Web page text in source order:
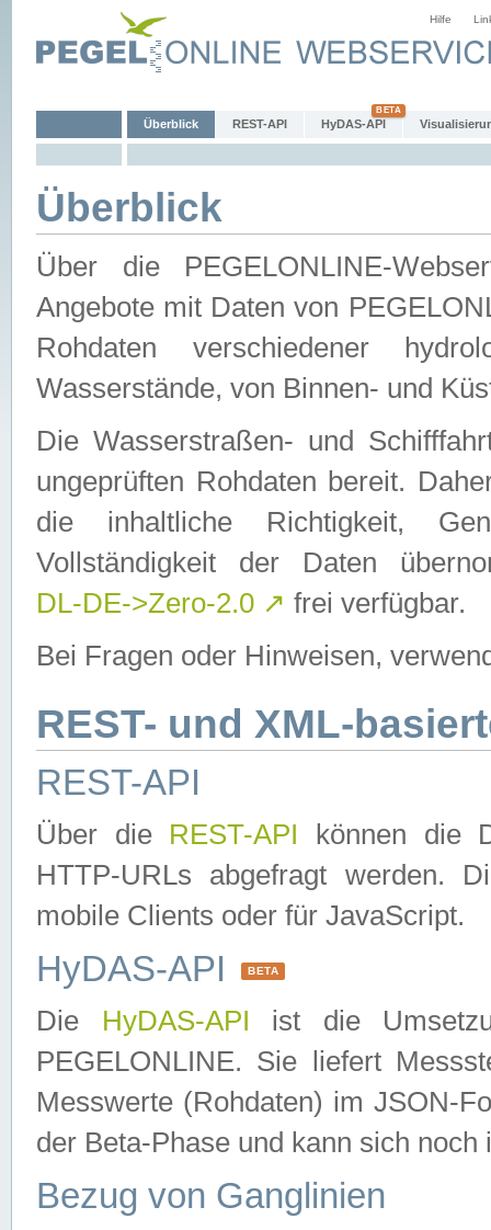
Hilfe
Überblick REST-API HyDAS-API
Überblick
Über die PEGELONLINE-
Angebote mit Daten von
Rohdaten verschiedener
Wasserstände, von Binnen- und
Die Wasserstraßen- und
ungeprüften Rohdaten bereit.
die inhaltliche Richtigkeit,
Vollständigkeit der Daten
DL-DE->Zero-2.0 ↗ frei verfügbar.
Bei Fragen oder Hinweisen,
REST- und XML-
REST-API
Über die REST-API können die
HTTP-URLs abgefragt werden.
mobile Clients oder für JavaScript.
HyDAS-API BETA
Die HyDAS-API ist die
PEGELONLINE. Sie liefert
Messwerte (Rohdaten) im JSON-
der Beta-Phase und kann sich noch
Bezug von Ganglinien